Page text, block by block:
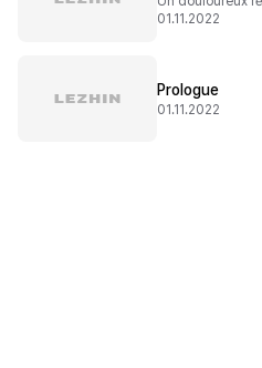
01.11.2022
Prologue
01.11.2022